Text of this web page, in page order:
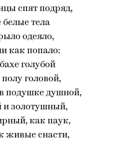
спят подряд,
тела
одеяло,
как попало:
голубой
головой,
подушке душной,
и золотушный,
как паук,
живые снасти,